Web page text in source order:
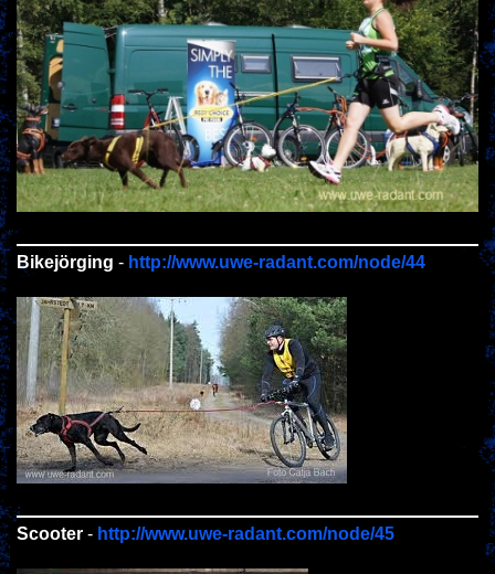
Bikejörging - http://www.uwe-radant.com/node/44
Scooter - http://www.uwe-radant.com/node/45